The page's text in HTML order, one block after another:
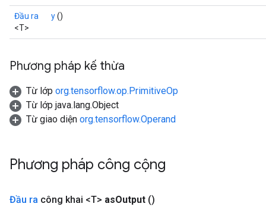
Đầu ra
<T>
y()
Phương pháp kế thừa
Từ lớp org.tensorflow.op.PrimitiveOp
Từ lớp java.lang.Object
Từ giao diện org.tensorflow.Operand
Phương pháp công cộng
Đầu ra công khai <T> asOutput ()